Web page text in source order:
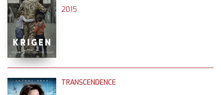
2015
TRANSCENDENCE